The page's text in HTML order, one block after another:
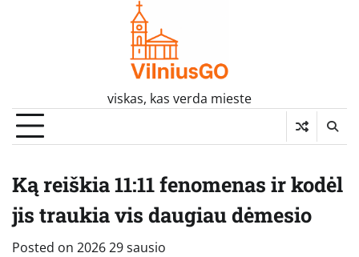
viskas, kas verda mieste
Ką reiškia 11:11 fenomenas ir kodėl
jis traukia vis daugiau dėmesio
Posted on 2026 29 sausio